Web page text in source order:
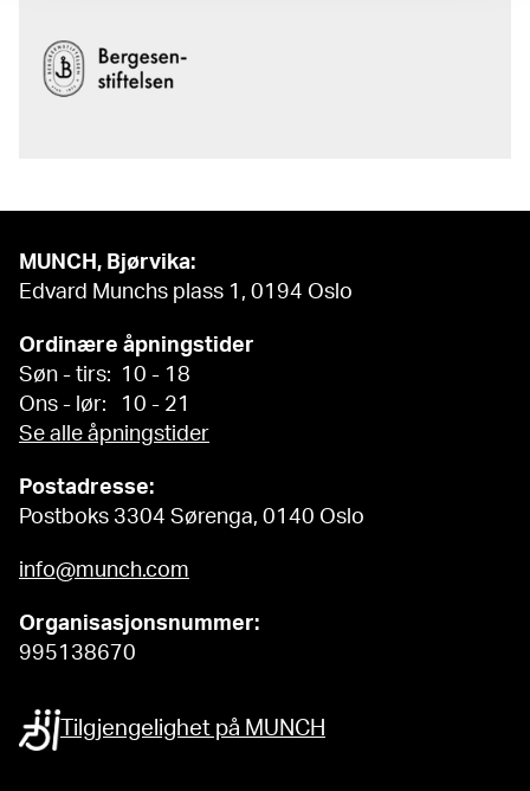
MUNCH, Bjørvika:
Edvard Munchs plass 1, 0194 Oslo
Ordinære åpningstider
Søn - tirs: 10 - 18
Ons - lør: 10 - 21
Se alle åpningstider
Postadresse:
Postboks 3304 Sørenga, 0140 Oslo
info@munch.com
Organisasjonsnummer:
995138670
Tilgjengelighet på MUNCH